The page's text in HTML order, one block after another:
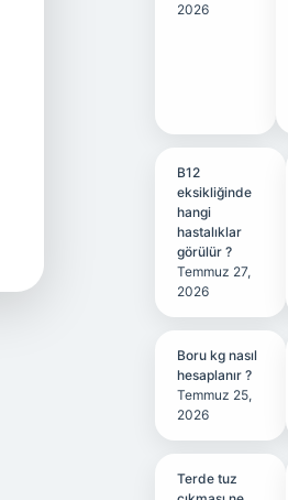
2026
B12
eksikliğinde
hangi
hastalıklar
görülür ?
Temmuz 27,
2026
Boru kg nasıl
hesaplanır ?
Temmuz 25,
2026
Terde tuz